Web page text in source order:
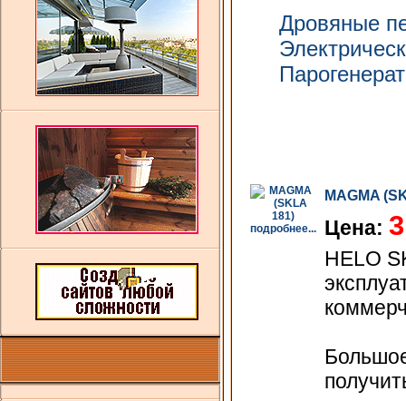
Дровяные
подробнее...
MAGMA
Цена:
HELO